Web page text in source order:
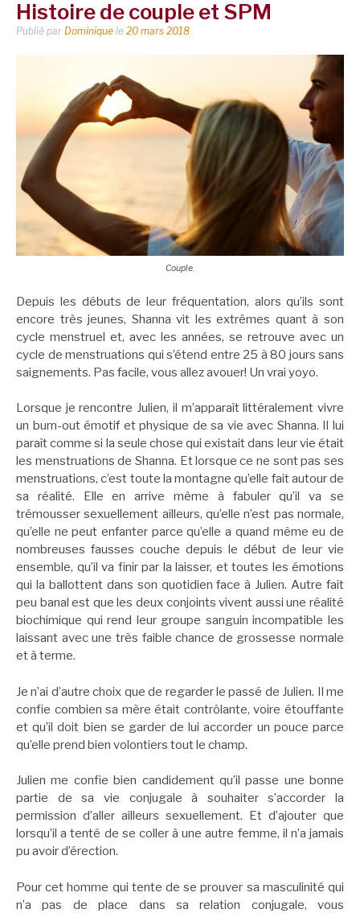
Histoire de couple et SPM
Publié par Dominique le 20 mars 2018
Couple.
Depuis les débuts de leur fréquentation, alors qu’ils sont
encore très jeunes, Shanna vit les extrêmes quant à son
cycle menstruel et, avec les années, se retrouve avec un
cycle de menstruations qui s’étend entre 25 à 80 jours sans
saignements. Pas facile, vous allez avouer! Un vrai yoyo.
Lorsque je rencontre Julien, il m’apparaît littéralement vivre
un burn-out émotif et physique de sa vie avec Shanna. Il lui
paraît comme si la seule chose qui existait dans leur vie était
les menstruations de Shanna. Et lorsque ce ne sont pas ses
menstruations, c’est toute la montagne qu’elle fait autour de
sa réalité. Elle en arrive même à fabuler qu’il va se
trémousser sexuellement ailleurs, qu’elle n’est pas normale,
qu’elle ne peut enfanter parce qu’elle a quand même eu de
nombreuses fausses couche depuis le début de leur vie
ensemble, qu’il va finir par la laisser, et toutes les émotions
qui la ballottent dans son quotidien face à Julien. Autre fait
peu banal est que les deux conjoints vivent aussi une réalité
biochimique qui rend leur groupe sanguin incompatible les
laissant avec une très faible chance de grossesse normale
et à terme.
Je n’ai d’autre choix que de regarder le passé de Julien. Il me
confie combien sa mère était contrôlante, voire étouffante
et qu’il doit bien se garder de lui accorder un pouce parce
qu’elle prend bien volontiers tout le champ.
Julien me confie bien candidement qu’il passe une bonne
partie de sa vie conjugale à souhaiter s’accorder la
permission d’aller ailleurs sexuellement. Et d’ajouter que
lorsqu’il a tenté de se coller à une autre femme, il n’a jamais
pu avoir d’érection.
Pour cet homme qui tente de se prouver sa masculinité qui
n’a pas de place dans sa relation conjugale, vous